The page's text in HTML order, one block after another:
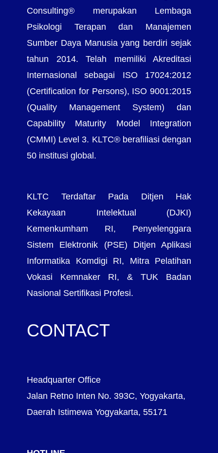
Consulting® merupakan Lembaga
Psikologi Terapan dan Manajemen
Sumber Daya Manusia yang berdiri sejak
tahun 2014. Telah memiliki Akreditasi
Internasional sebagai ISO 17024:2012
(Certification for Persons), ISO 9001:2015
(Quality Management System) dan
Capability Maturity Model Integration
(CMMI) Level 3. KLTC® berafiliasi dengan
50 institusi global.
KLTC Terdaftar Pada Ditjen Hak
Kekayaan Intelektual (DJKI)
Kemenkumham RI, Penyelenggara
Sistem Elektronik (PSE) Ditjen Aplikasi
Informatika Komdigi RI, Mitra Pelatihan
Vokasi Kemnaker RI, & TUK Badan
Nasional Sertifikasi Profesi.
CONTACT
Headquarter Office
Jalan Retno Inten No. 393C, Yogyakarta,
Daerah Istimewa Yogyakarta, 55171